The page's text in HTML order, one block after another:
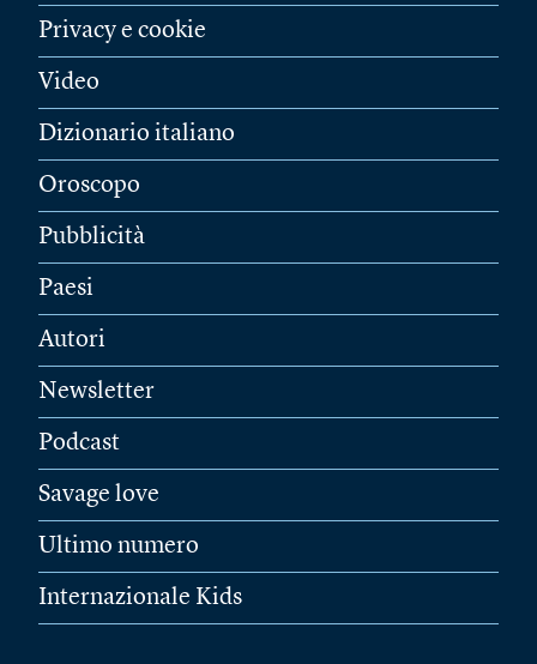
Privacy e cookie
Video
Dizionario italiano
Oroscopo
Pubblicità
Paesi
Autori
Newsletter
Podcast
Savage love
Ultimo numero
Internazionale Kids